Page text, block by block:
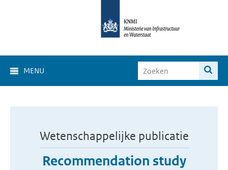
MENU
Wetenschappelijke publicatie
Recommendation study